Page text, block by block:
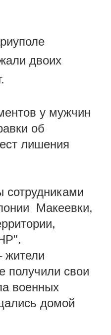
двоих
у мужчин
об
лишения
Макеевки,
жители
получили свои
военных
домой